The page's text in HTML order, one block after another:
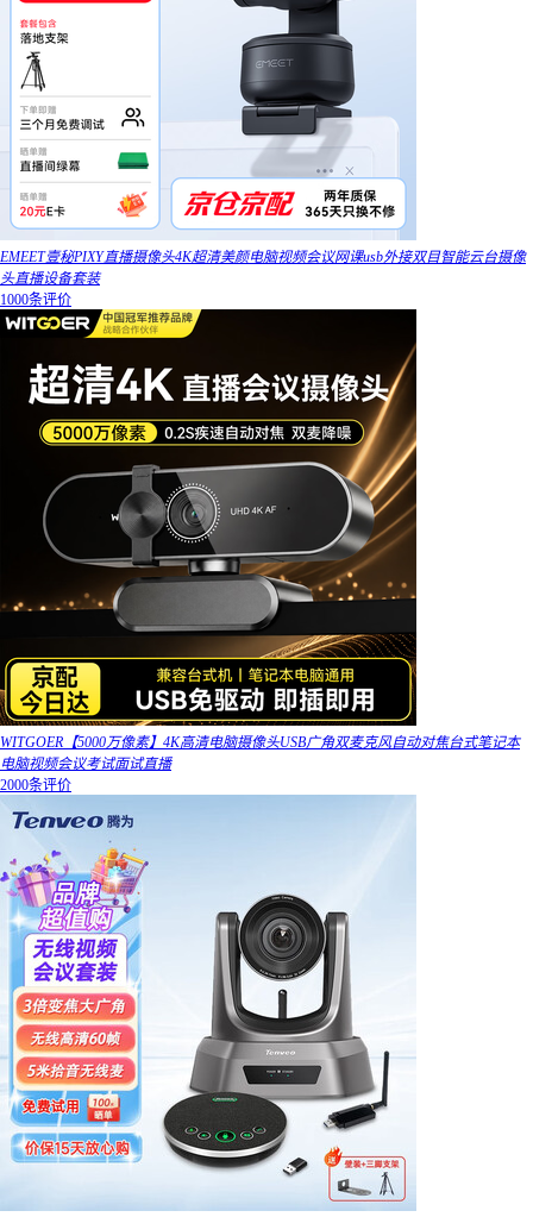
EMEET壹秘PIXY直播摄像头4K超清美颜电脑视频会议网课usb外接双目智能云台摄像
头直播设备套装
1000条评价
WITGOER【5000万像素】4K高清电脑摄像头USB广角双麦克风自动对焦台式笔记本
电脑视频会议考试面试直播
2000条评价